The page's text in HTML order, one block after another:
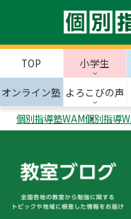
TOP 小学生
オンライン塾 よろこびの声
個別指導塾WAM個別指導